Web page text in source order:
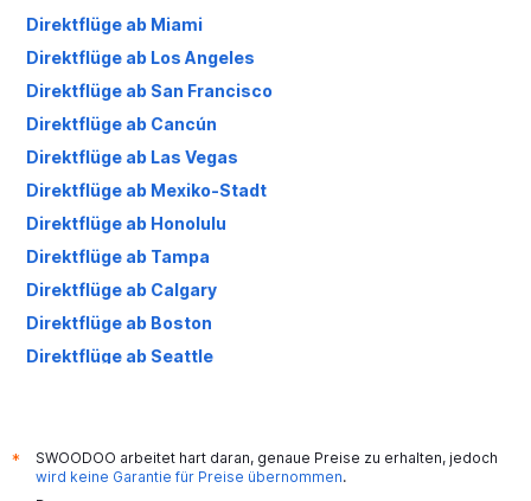
Direktflüge ab Miami
Direktflüge ab Los Angeles
Direktflüge ab San Francisco
Direktflüge ab Cancún
Direktflüge ab Las Vegas
Direktflüge ab Mexiko-Stadt
Direktflüge ab Honolulu
Direktflüge ab Tampa
Direktflüge ab Calgary
Direktflüge ab Boston
Direktflüge ab Seattle
Direktflüge ab Fort Myers
Direktflüge ab San Diego
*
SWOODOO arbeitet hart daran, genaue Preise zu erhalten, jedoch
wird keine Garantie für Preise übernommen.